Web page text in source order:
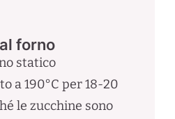
forno
statico
a 190°C per 18-20
le zucchine sono